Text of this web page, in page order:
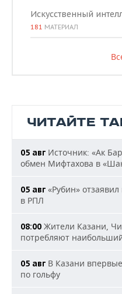
Искусственный
181 МАТЕРИАЛ
ЧИТАЙТЕ
05 авг Источник: «Ак
обмен Мифтахова в
05 авг «Рубин»
в РПЛ
08:00 Жители Казани,
потребляют
05 авг В Казани
по гольфу